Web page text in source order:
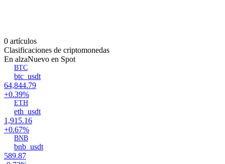
0 artículos
Clasificaciones de criptomonedas
En alzaNuevo en Spot
BTC
btc_usdt
64,844.79
+0.39%
ETH
eth_usdt
1,915.16
+0.67%
BNB
bnb_usdt
589.87